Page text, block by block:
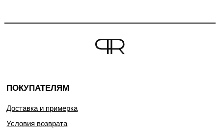
ПОКУПАТЕЛЯМ
Доставка и примерка
Условия возврата